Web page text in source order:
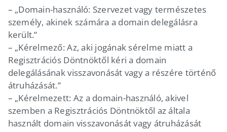
– „Domain-használó: Szervezet vagy természetes
személy, akinek számára a domain delegálásra
került.”
– „Kérelmező: Az, aki jogának sérelme miatt a
Regisztrációs Döntnöktől kéri a domain
delegálásának visszavonását vagy a részére történő
átruházását.”
– „Kérelmezett: Az a domain-használó, akivel
szemben a Regisztrációs Döntnöktől az általa
használt domain visszavonását vagy átruházását